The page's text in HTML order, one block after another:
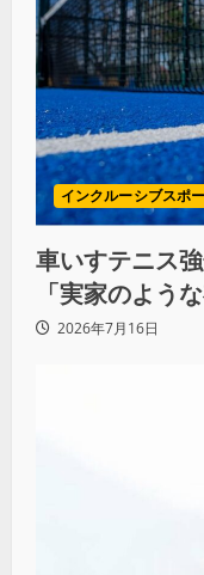
インクルーシブスポ
車いすテニス
「実家のよう
2026年7月16日